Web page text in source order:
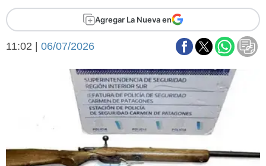
Fútbol
Federal A
Arte y cultura
Economía y campo
Economía y finanzas
Con el campo
Espacio empresas
Sociedad y tiempo
Sociedad
Tecnología
Turismo
Agregar La Nueva en
11:02 | 06/07/2026